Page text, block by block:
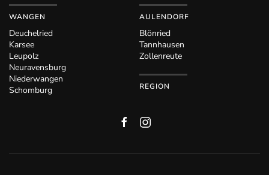
WANGEN
Deuchelried
Karsee
Leupolz
Neuravensburg
Niederwangen
Schomburg
AULENDORF
Blönried
Tannhausen
Zollenreute
REGION